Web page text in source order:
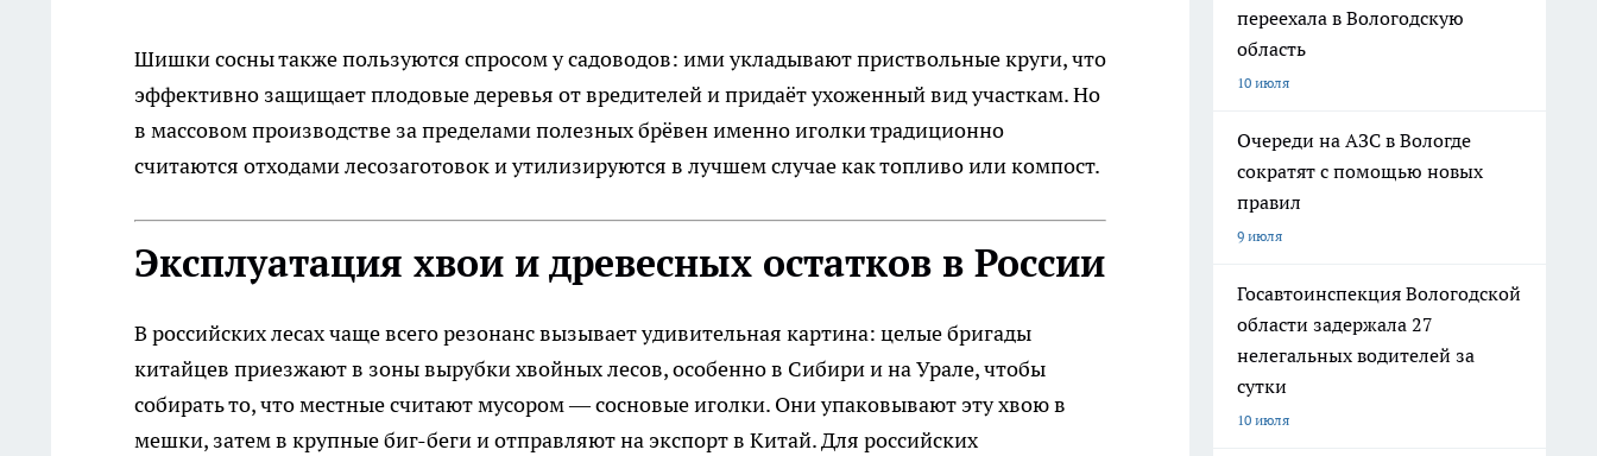
Шишки сосны также пользуются спросом у садоводов: ими укладывают приствольные круги, что
эффективно защищает плодовые деревья от вредителей и придаёт ухоженный вид участкам. Но
в массовом производстве за пределами полезных брёвен именно иголки традиционно
считаются отходами лесозаготовок и утилизируются в лучшем случае как топливо или компост.​
Эксплуатация хвои и древесных остатков в России
В российских лесах чаще всего резонанс вызывает удивительная картина: целые бригады
китайцев приезжают в зоны вырубки хвойных лесов, особенно в Сибири и на Урале, чтобы
собирать то, что местные считают мусором — сосновые иголки. Они упаковывают эту хвою в
мешки, затем в крупные биг-беги и отправляют на экспорт в Китай. Для российских
переехала в Вологодскую
область
10 июля
Очереди на АЗС в Вологде
сократят с помощью новых
правил
9 июля
Госавтоинспекция Вологодской
области задержала 27
нелегальных водителей за
сутки
10 июля